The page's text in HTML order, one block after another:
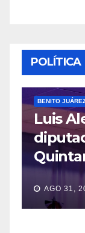
POLÍTICA
BENITO JUÁREZ
Luis
diputado
Quintana
AGO 31, 2021